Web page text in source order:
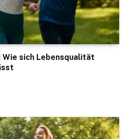
Wie sich Lebensqualität